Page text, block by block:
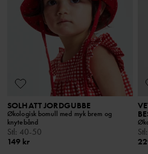
SOLHATT JORDGUBBE
Økologisk bomull med myk brem og
knytebånd
Stl : 40-50
149 kr
Stl :